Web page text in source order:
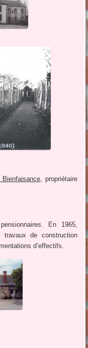
, propriétaire
En 1965,
travaux de construction
d’effectifs.